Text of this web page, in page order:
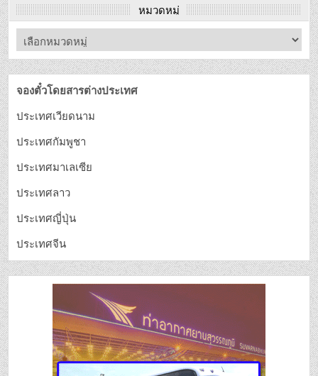
หมวดหมู่
จองตั๋วโดยสารต่างประเทศ
ประเทศเวียดนาม
ประเทศกัมพูชา
ประเทศมาเลเซีย
ประเทศลาว
ประเทศญี่ปุ่น
ประเทศจีน